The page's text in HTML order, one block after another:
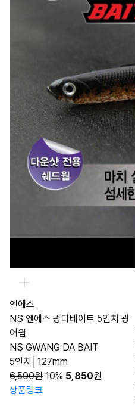
엔에스
NS 엔에스 광다베이트 5인치 광
어웜
NS GWANG DA BAIT
5인치│127mm
6,500원 10% 5,850원
상품링크